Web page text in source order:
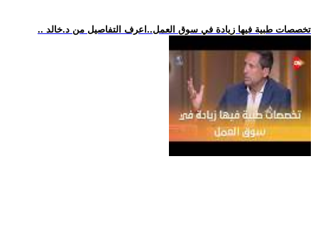
.. تخصصات طبية فيها زيادة في سوق العمل..اعرف التفاصيل من د.خالد